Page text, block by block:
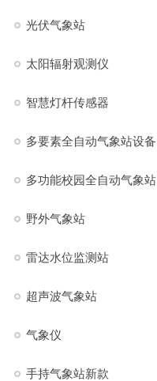
光伏气象站
太阳辐射观测仪
智慧灯杆传感器
多要素全自动气象站设备
多功能校园全自动气象站
野外气象站
雷达水位监测站
超声波气象站
气象仪
手持气象站新款